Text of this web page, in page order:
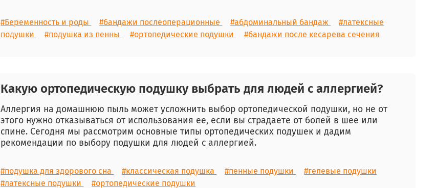
#Беременность и роды #бандажи послеоперационные #абдоминальный бандаж
#латексные
подушки
#подушка из пенны #ортопедические подушки #бандажи после кесарева сечения
Какую ортопедическую подушку выбрать для людей с аллергией?
Аллергия на домашнюю пыль может усложнить выбор ортопедической подушки, но не от
этого нужно отказываться от использования ее, если вы страдаете от болей в шее или
спине. Сегодня мы рассмотрим основные типы ортопедических подушек и дадим
рекомендации по выбору подушки для людей с аллергией.
#подушка для здорового сна #классическая подушка #пенные подушки
#гелевые подушки
#латексные подушки
#ортопедические подушки